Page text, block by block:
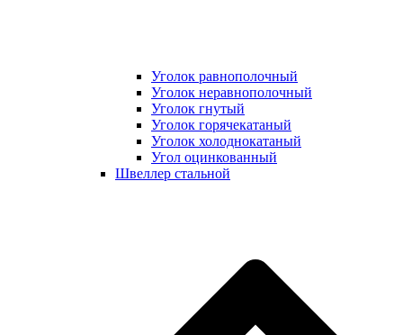
Уголок равнополочный
Уголок неравнополочный
Уголок гнутый
Уголок горячекатаный
Уголок холоднокатаный
Угол оцинкованный
Швеллер стальной